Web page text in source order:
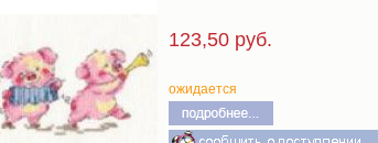
123,50 руб.
ожидается